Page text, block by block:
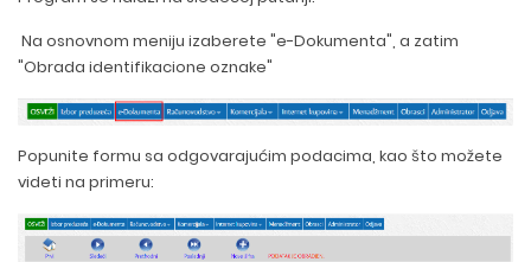
Na osnovnom meniju izaberete "e-Dokumenta", a zatim
"Obrada identifikacione oznake"
Popunite formu sa odgovarajućim podacima, kao što možete
videti na primeru: